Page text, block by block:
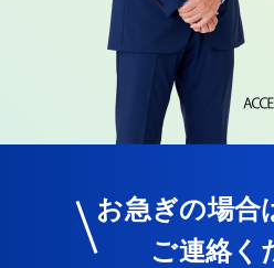
お急ぎの場合
ご連絡く